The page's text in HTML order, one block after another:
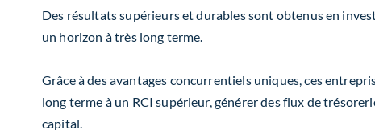
Des résultats supérieurs et durables sont obtenus en
un horizon à très long terme.
Grâce à des avantages concurrentiels uniques, ces
long terme à un RCI supérieur, générer des flux de
capital.